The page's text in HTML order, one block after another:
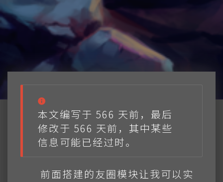
本文编写于 566 天前，最后
修改于 566 天前，其中某些
信息可能已经过时。
前面搭建的友圈模块让我可以实